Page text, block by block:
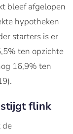
bleef afgelopen
hypotheken
starters is er
ten opzichte
16,9% ten
stijgt flink
de